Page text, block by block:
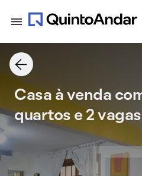
Casa à venda
quartos e 2 vagas